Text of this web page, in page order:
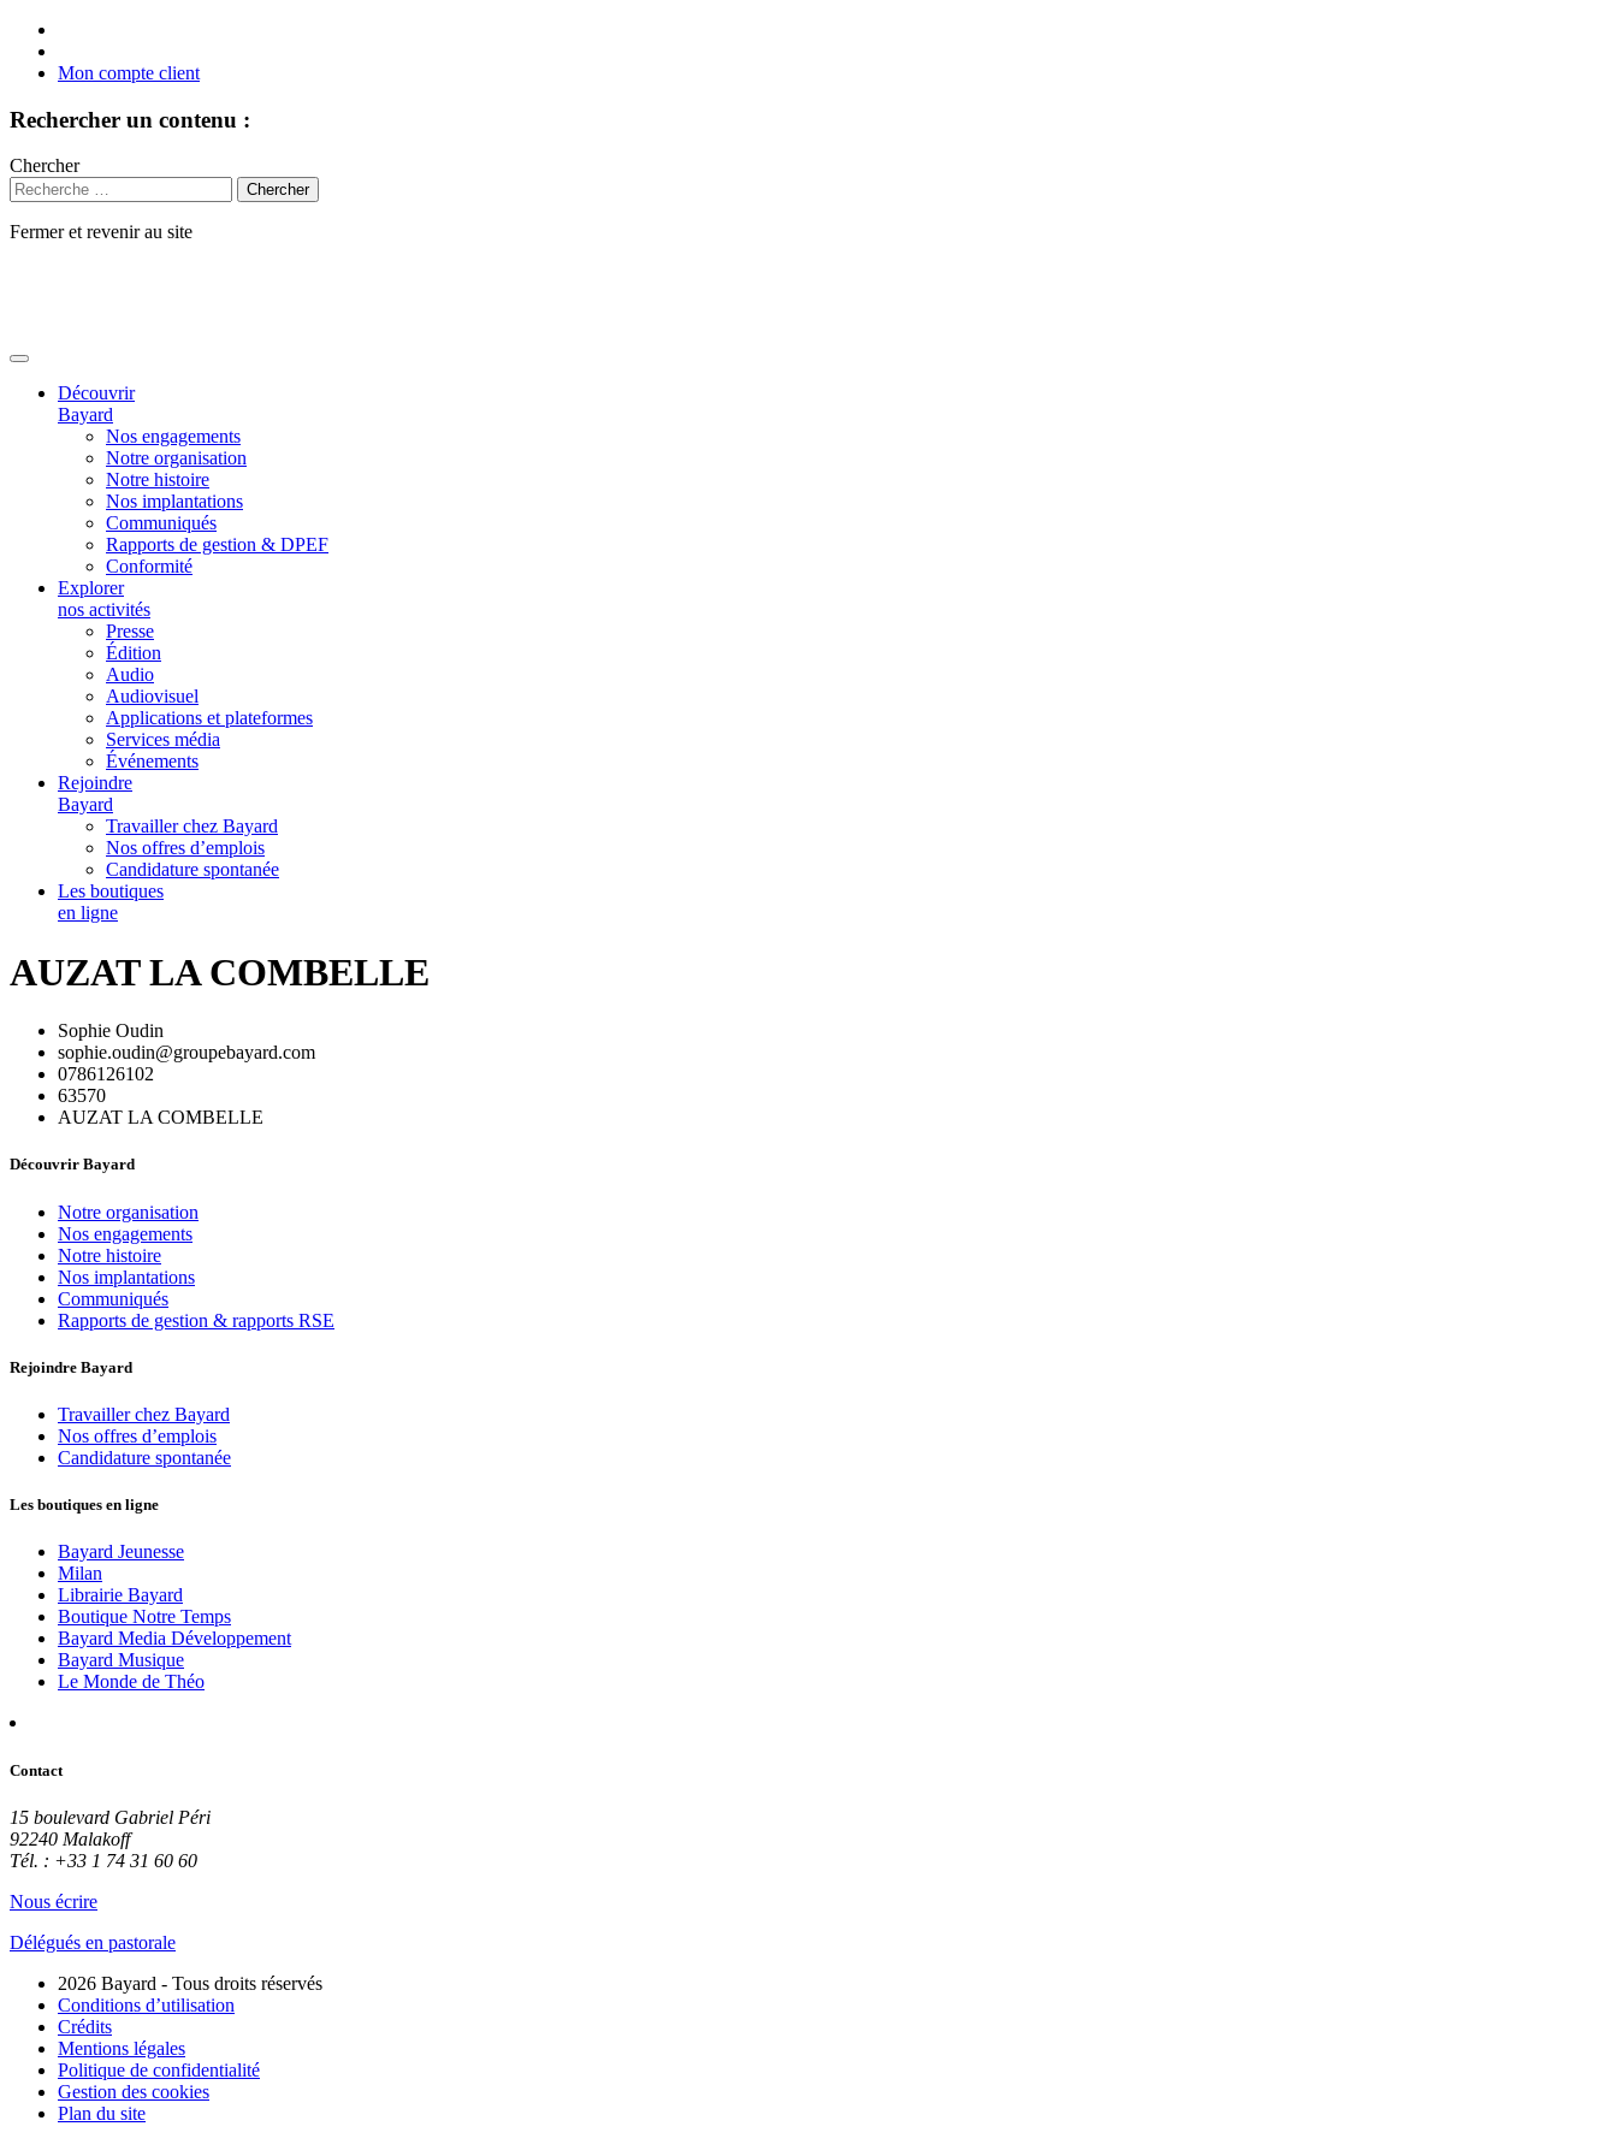
Mon compte client
Rechercher un contenu :
Chercher
Fermer et revenir au site
Découvrir
Bayard
Nos engagements
Notre organisation
Notre histoire
Nos implantations
Communiqués
Rapports de gestion & DPEF
Conformité
Explorer
nos activités
Presse
Édition
Audio
Audiovisuel
Applications et plateformes
Services média
Événements
Rejoindre
Bayard
Travailler chez Bayard
Nos offres d’emplois
Candidature spontanée
Les boutiques
en ligne
AUZAT LA COMBELLE
Sophie Oudin
sophie.oudin@groupebayard.com
0786126102
63570
AUZAT LA COMBELLE
Découvrir Bayard
Notre organisation
Nos engagements
Notre histoire
Nos implantations
Communiqués
Rapports de gestion & rapports RSE
Rejoindre Bayard
Travailler chez Bayard
Nos offres d’emplois
Candidature spontanée
Les boutiques en ligne
Bayard Jeunesse
Milan
Librairie Bayard
Boutique Notre Temps
Bayard Media Développement
Bayard Musique
Le Monde de Théo
Contact
15 boulevard Gabriel Péri
92240 Malakoff
Tél. : +33 1 74 31 60 60
Nous écrire
Délégués en pastorale
2026 Bayard - Tous droits réservés
Conditions d’utilisation
Crédits
Mentions légales
Politique de confidentialité
Gestion des cookies
Plan du site